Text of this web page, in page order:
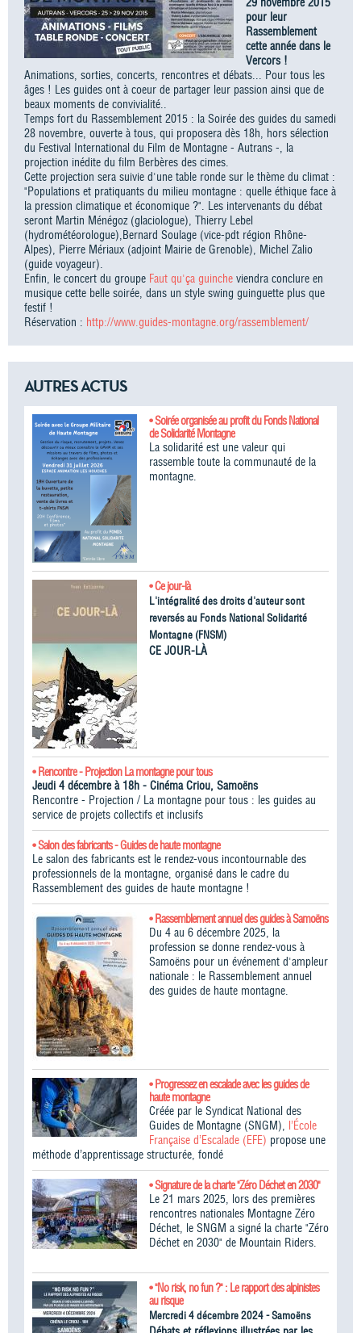
pour leur
Rassemblement
cette année dans le
Vercors !
Animations, sorties, concerts, rencontres et débats... Pour tous les
âges ! Les guides ont à coeur de partager leur passion ainsi que de
beaux moments de convivialité..
Temps fort du Rassemblement 2015 : la Soirée des guides du samedi
28 novembre, ouverte à tous, qui proposera dès 18h, hors sélection
du Festival International du Film de Montagne - Autrans -, la
projection inédite du film Berbères des cimes.
Cette projection sera suivie d'une table ronde sur le thème du climat :
"Populations et pratiquants du milieu montagne : quelle éthique face à
la pression climatique et économique ?". Les intervenants du débat
seront Martin Ménégoz (glaciologue), Thierry Lebel
(hydrométéorologue),Bernard Soulage (vice-pdt région Rhône-
Alpes), Pierre Mériaux (adjoint Mairie de Grenoble), Michel Zalio
(guide voyageur).
Enfin, le concert du groupe Faut qu'ça guinche viendra conclure en
musique cette belle soirée, dans un style swing guinguette plus que
festif !
Réservation : http://www.guides-montagne.org/rassemblement/
AUTRES ACTUS
• Soirée organisée au profit du Fonds National
de Solidarité Montagne
La solidarité est une valeur qui
rassemble toute la communauté de la
montagne.
• Ce jour-là
L'intégralité des droits d'auteur sont
reversés au Fonds National Solidarité
Montagne (FNSM)
CE JOUR-LÀ
• Rencontre - Projection La montagne pour tous
Jeudi 4 décembre à 18h - Cinéma Criou, Samoëns
Rencontre - Projection / La montagne pour tous : les guides au
service de projets collectifs et inclusifs
• Salon des fabricants - Guides de haute montagne
Le salon des fabricants est le rendez-vous incontournable des
professionnels de la montagne, organisé dans le cadre du
Rassemblement des guides de haute montagne !​
• Rassemblement annuel des guides à Samoëns
Du 4 au 6 décembre 2025, la
profession se donne rendez-vous à
Samoëns pour un événement d'ampleur
nationale : le Rassemblement annuel
des guides de haute montagne.
• Progressez en escalade avec les guides de
haute montagne
Créée par le Syndicat National des
Guides de Montagne (SNGM), l’École
Française d’Escalade (EFE) propose une
méthode d’apprentissage structurée, fondé
• Signature de la charte "Zéro Déchet en 2030"
Le 21 mars 2025, lors des premières
rencontres nationales Montagne Zéro
Déchet, le SNGM a signé la charte "Zéro
Déchet en 2030" de Mountain Riders.
• "No risk, no fun ?" : Le rapport des alpinistes
au risque
Mercredi 4 décembre 2024 - Samoëns